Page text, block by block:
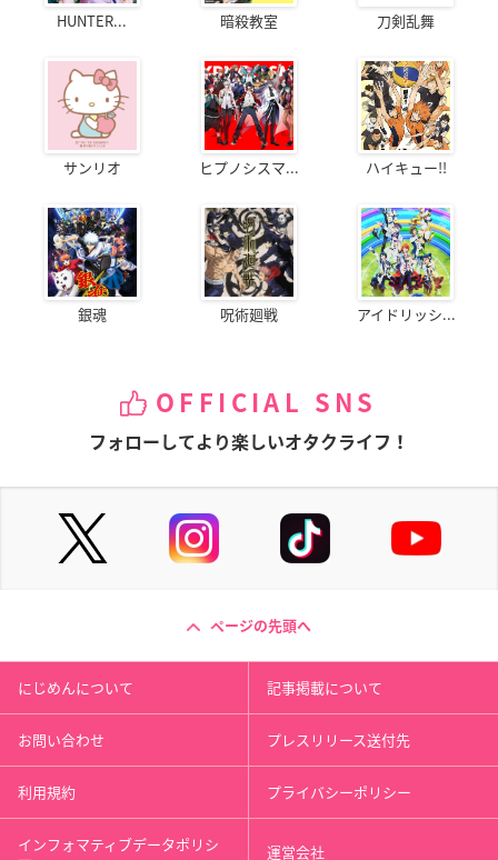
HUNTER... 暗殺教室 刀剣乱舞
サンリオ ヒプノシスマ... ハイキュー!!
銀魂 呪術廻戦 アイドリッシ...
OFFICIAL SNS
フォローしてより楽しいオタクライフ！
ページの先頭へ
にじめんについて 記事掲載について
お問い合わせ プレスリリース送付先
利用規約 プライバシーポリシー
インフォマティブデータポリシ 運営会社